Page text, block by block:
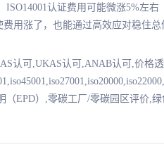
ISO14001认证费用可能微涨5%左
用涨了，也能通过高效应对稳住总
认可,UKAS认可,ANAB认可,价格
（EPD）,零碳工厂/零碳园区评价,